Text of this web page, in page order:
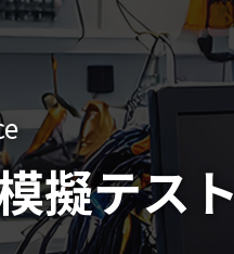
擬テスト